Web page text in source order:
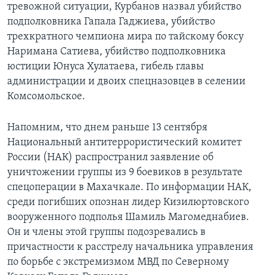
Языки
тревожной ситуации, Курбанов назвал убийство
подполковника Гапала Гаджиева, убийство
трехкратного чемпиона мира по тайскому боксу
Наримана Сатиева, убийство подполковника
юстиции Юнуса Хулатаева, гибель главы
администрации и двоих спецназовцев в селении
Комсомольское.
Напомним, что днем раньше 13 сентября
Национальный антитеррористический комитет
России (НАК) распространил заявление об
уничтожении группы из 9 боевиков в результате
спецоперации в Махачкале. По информации НАК,
среди погибших опознан лидер Кизилюртовского
вооруженного подполья Шамиль Магомеднабиев.
Он и члены этой группы подозревались в
причастности к расстрелу начальника управления
по борьбе с экстремизмом МВД по Северному